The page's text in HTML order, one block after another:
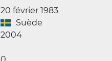
20 février 1983
Suède
2004